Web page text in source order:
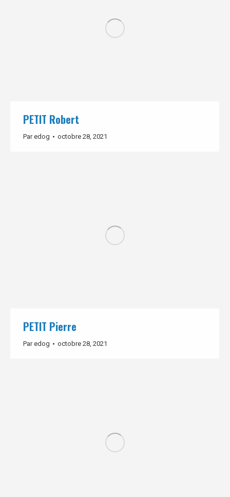
PETIT Robert
Paredog octobre 28, 2021
PETIT Pierre
Paredog octobre 28, 2021